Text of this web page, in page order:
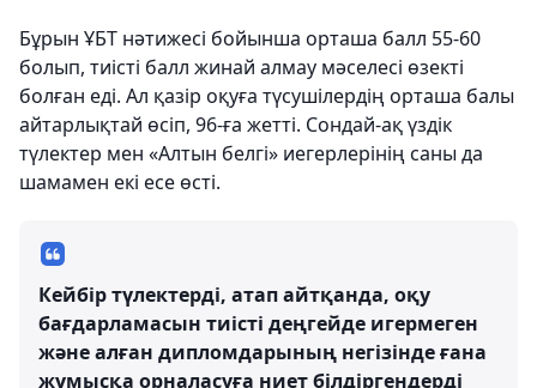
Бұрын ҰБТ нәтижесі бойынша орташа балл 55-60
болып, тиісті балл жинай алмау мәселесі өзекті
болған еді. Ал қазір оқуға түсушілердің орташа балы
айтарлықтай өсіп, 96-ға жетті. Сондай-ақ үздік
түлектер мен «Алтын белгі» иегерлерінің саны да
шамамен екі есе өсті.
Кейбір түлектерді, атап айтқанда, оқу
бағдарламасын тиісті деңгейде игермеген
және алған дипломдарының негізінде ғана
жұмысқа орналасуға ниет білдіргендерді